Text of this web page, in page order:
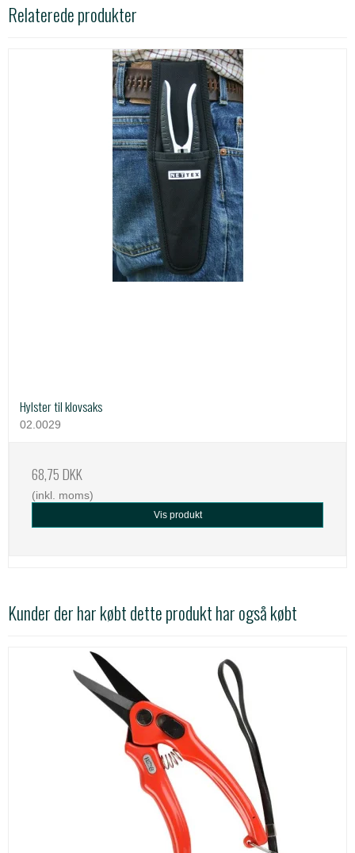
Relaterede produkter
Hylster til klovsaks
02.0029
68,75 DKK
(inkl. moms)
Vis produkt
Kunder der har købt dette produkt har også købt